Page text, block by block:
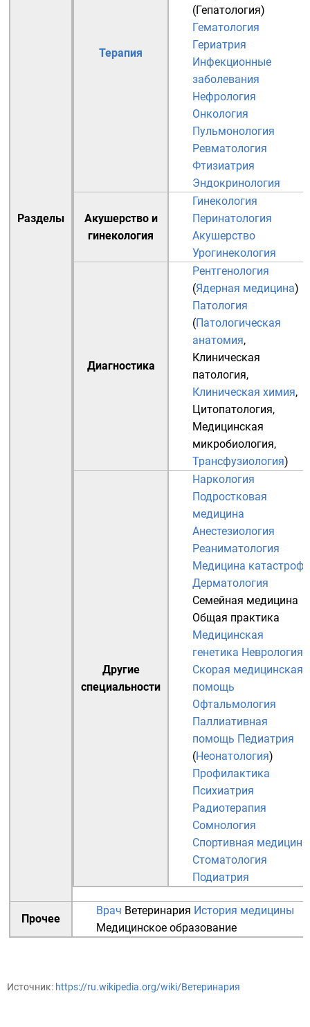
Разделы
Терапия
(Гепатология)
Гематология
Гериатрия
Инфекционные
заболевания
Нефрология
Онкология
Пульмонология
Ревматология
Фтизиатрия
Эндокринология
Акушерство и
гинекология
Гинекология
Перинатология
Акушерство
Урогинекология
Диагностика
Рентгенология
(Ядерная медицина)
Патология
(Патологическая
анатомия,
Клиническая
патология,
Клиническая химия,
Цитопатология,
Медицинская
микробиология,
Трансфузиология)
Другие
специальности
Наркология
Подростковая
медицина
Анестезиология
Реаниматология
Медицина катастроф
Дерматология
Семейная медицина
Общая практика
Медицинская
генетика Неврология
Скорая медицинская
помощь
Офтальмология
Паллиативная
помощь Педиатрия
(Неонатология)
Профилактика
Психиатрия
Радиотерапия
Сомнология
Спортивная медицина
Стоматология
Подиатрия
Прочее
Врач Ветеринария История медицины
Медицинское образование
Источник: https://ru.wikipedia.org/wiki/Ветеринария